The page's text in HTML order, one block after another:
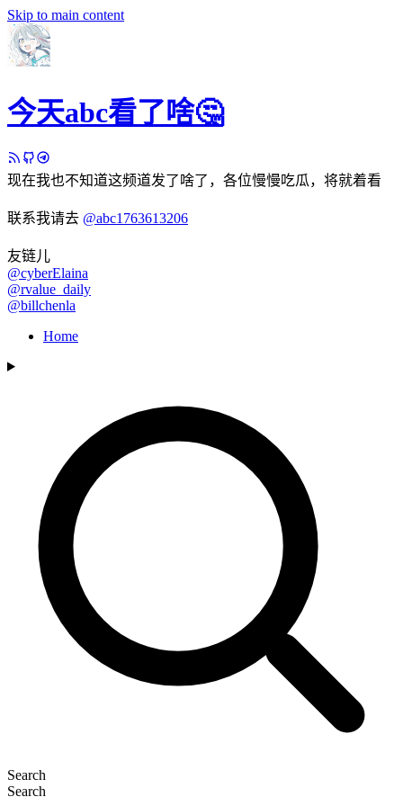
Skip to main content
今天abc看了啥🤔
现在我也不知道这频道发了啥了，各位慢慢吃瓜，将就着看
联系我请去 @abc1763613206
友链儿
@cyberElaina
@rvalue_daily
@billchenla
Home
Search
Search